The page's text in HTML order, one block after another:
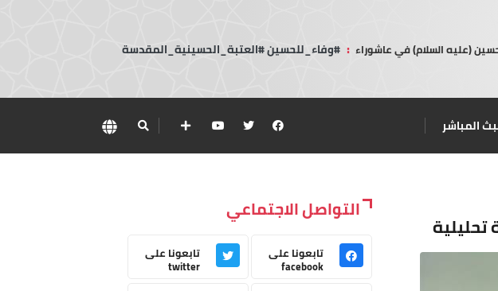
(عليه السلام) في عاشوراء : #وفاء_للحسين #العتبة_الحسينية_المقدسة
المباشر
التواصل الاجتماعي
تابعونا على
facebook
تابعونا على
twitter